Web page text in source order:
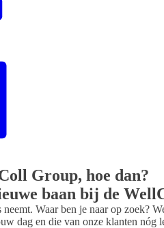
Group, hoe dan?
baan bij de
Waar ben je naar op zoek?
dag en die van onze klanten